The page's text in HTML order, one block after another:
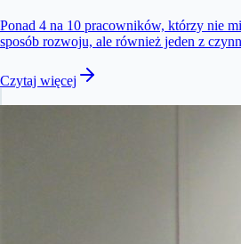
Ponad 4 na 10 pracowników, którzy nie
sposób rozwoju, ale również jeden z
Czytaj więcej